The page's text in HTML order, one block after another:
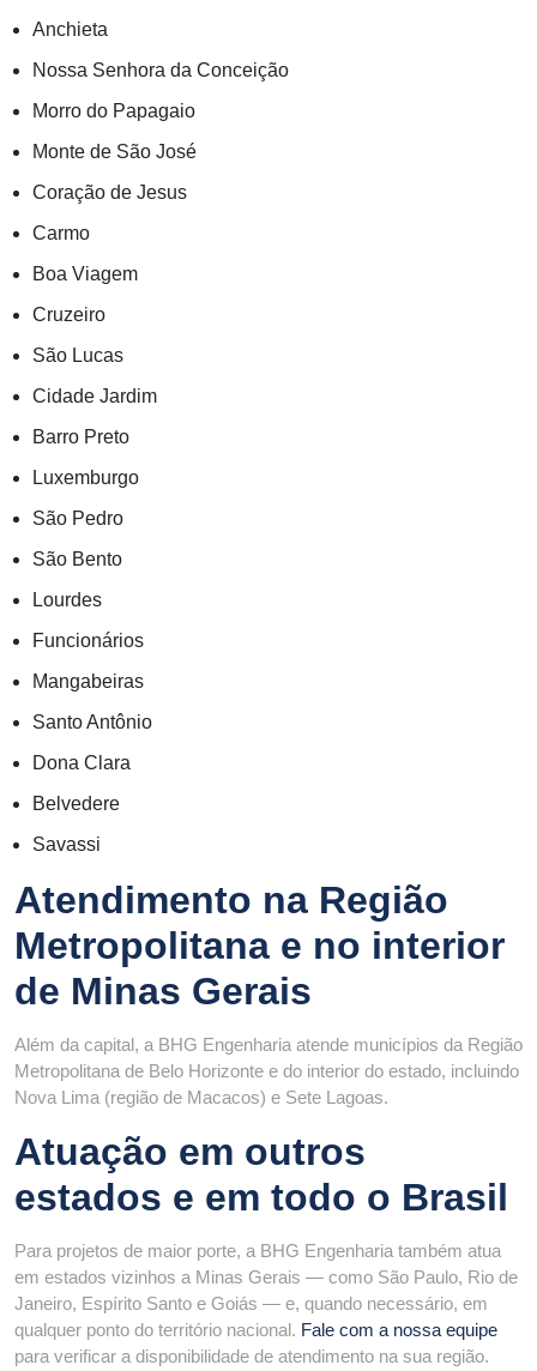
Anchieta
Nossa Senhora da Conceição
Morro do Papagaio
Monte de São José
Coração de Jesus
Carmo
Boa Viagem
Cruzeiro
São Lucas
Cidade Jardim
Barro Preto
Luxemburgo
São Pedro
São Bento
Lourdes
Funcionários
Mangabeiras
Santo Antônio
Dona Clara
Belvedere
Savassi
Atendimento na Região
Metropolitana e no interior
de Minas Gerais
Além da capital, a BHG Engenharia atende municípios da Região
Metropolitana de Belo Horizonte e do interior do estado, incluindo
Nova Lima (região de Macacos) e Sete Lagoas.
Atuação em outros
estados e em todo o Brasil
Para projetos de maior porte, a BHG Engenharia também atua
em estados vizinhos a Minas Gerais — como São Paulo, Rio de
Janeiro, Espírito Santo e Goiás — e, quando necessário, em
qualquer ponto do território nacional. Fale com a nossa equipe
para verificar a disponibilidade de atendimento na sua região.